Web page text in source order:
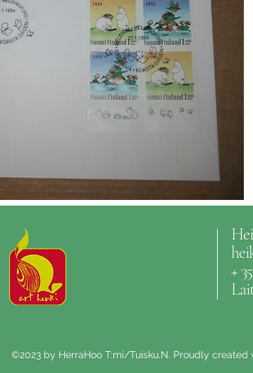
+
©2023 by HerraHoo T:mi/Tuisku.N. Proudly created